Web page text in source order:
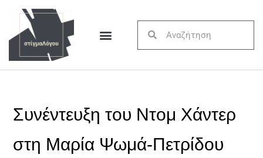
Συνέντευξη του Ντομ Χάντερ
στη Μαρία Ψωμά-Πετρίδου